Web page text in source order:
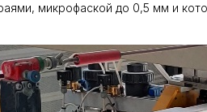
микрофаской до 0,5 мм и